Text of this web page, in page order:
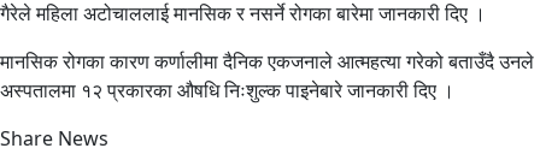
गैरेले महिला अटोचाललाई मानसिक र नसर्ने रोगका बारेमा जानकारी दिए ।
मानसिक रोगका कारण कर्णालीमा दैनिक एकजनाले आत्महत्या गरेको बताउँदै उनले
अस्पतालमा १२ प्रकारका औषधि निःशुल्क पाइनेबारे जानकारी दिए ।
Share News